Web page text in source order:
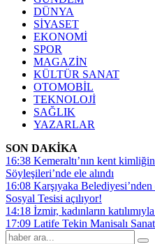
DÜNYA
SİYASET
EKONOMİ
SPOR
MAGAZİN
KÜLTÜR SANAT
OTOMOBİL
TEKNOLOJİ
SAĞLIK
YAZARLAR
SON DAKİKA
16:38 Kemeraltı’nın kent
Söyleşileri’nde ele alındı
16:08 Karşıyaka
Sosyal Tesisi açılıyor!
14:18 İzmir, kadınların
17:09 Latife Tekin Manisalı